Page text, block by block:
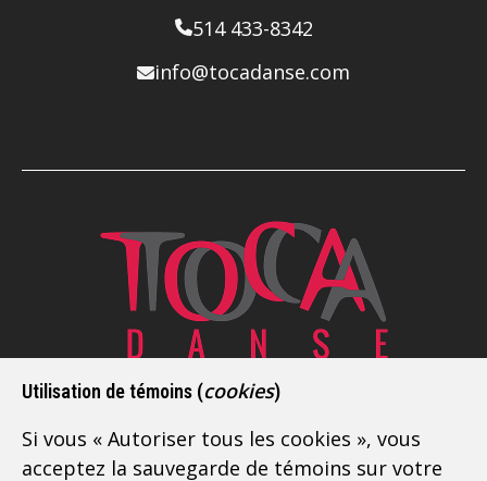
514 433-8342
info@tocadanse.com
Depuis 2009, Toca Danse est l’école de danse
latine de référence sur la Rive-Sud de Montréal.
Située à Boucherville, à deux pas de Longueuil,
nous offrons descours de danse pour adultes
Utilisation de témoins (cookies)
Si vous « Autoriser tous les cookies », vous
acceptez la sauvegarde de témoins sur votre